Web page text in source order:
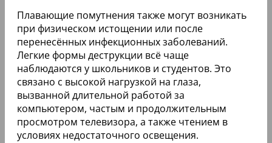
Плавающие помутнения также могут возникать
при физическом истощении или после
перенесённых инфекционных заболеваний.
Легкие формы деструкции всё чаще
наблюдаются у школьников и студентов. Это
связано с высокой нагрузкой на глаза,
вызванной длительной работой за
компьютером, частым и продолжительным
просмотром телевизора, а также чтением в
условиях недостаточного освещения.